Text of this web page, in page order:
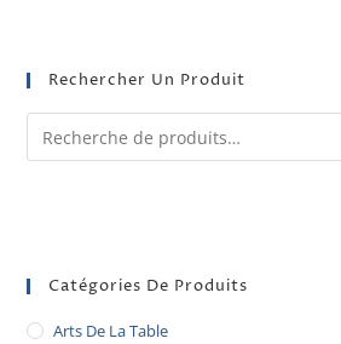
Rechercher Un Produit
Catégories De Produits
Arts De La Table